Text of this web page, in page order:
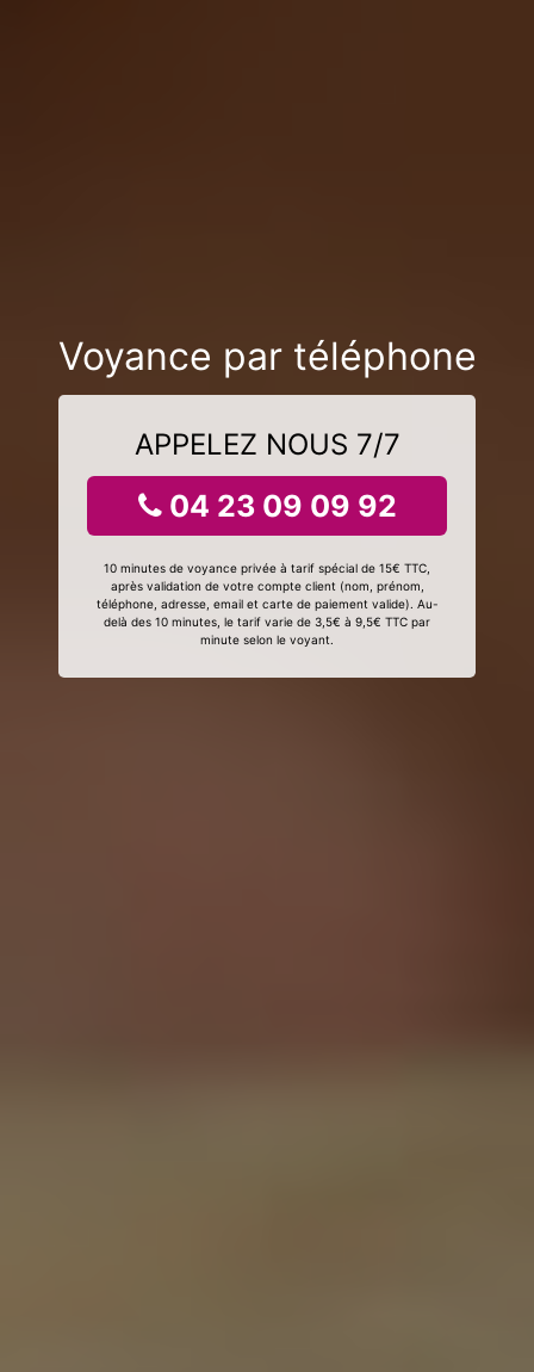
Voyance par téléphone
APPELEZ NOUS 7/7
04 23 09 09 92
10 minutes de voyance privée à tarif spécial de 15€ TTC,
après validation de votre compte client (nom, prénom,
téléphone, adresse, email et carte de paiement valide). Au-
delà des 10 minutes, le tarif varie de 3,5€ à 9,5€ TTC par
minute selon le voyant.